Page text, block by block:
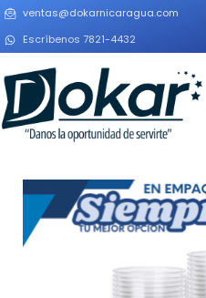
ventas@dokarnicaragua.com
Escríbenos 7821-4432